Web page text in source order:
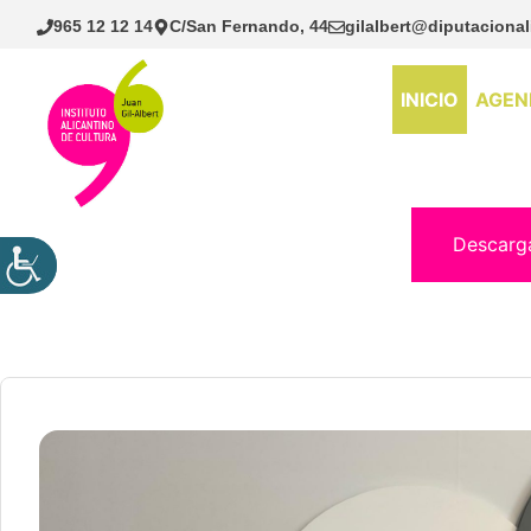
Saltar
965 12 12 14 C/San Fernando, 44
INICIO